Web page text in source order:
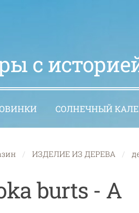
с
СОЛНЕЧНЫЙ
ИЗДЕЛИЕ ИЗ ДЕРЕВА
burts - A